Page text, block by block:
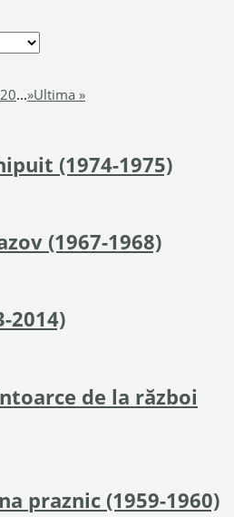
20...»Ultima »
(1974-1975)
(1967-1968)
2014)
de la război
praznic (1959-1960)